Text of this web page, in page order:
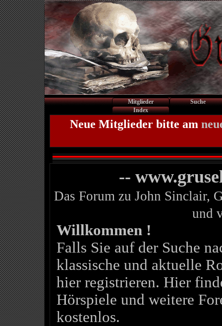
Mitglieder
Suche
Index
Neue Mitglieder bitte am
--
Das Forum zu John Sinclair,
und
Willkommen !
Falls Sie auf der Suche
klassische und aktuelle
hier registrieren. Hier
Hörspiele und weitere
kostenlos.